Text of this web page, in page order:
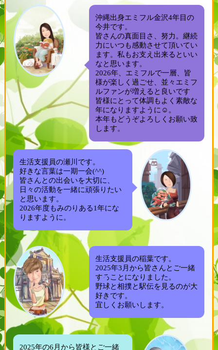
沖縄出身エミフル金沢4年目の
今井です。
皆さんの真面目さ、努力。継続
力にいつも感動させて頂いてい
ます。私もお支え出来るといい
なと思います。
2026年、エミフルで一層、皆
様が楽しく過ごせ、並々エミフ
ルファンが増えると良いです
皆様にとって体調もよく素敵な
年になりますように☺。
本年もどうぞよろしくお願い致
します。
生活支援員の瀬川です。
好きな言葉は一期一会(^^)
皆さんとの出会いを大切に、
日々の活動を一緒に頑張りたい
と思います。
2026年度もみのりある1年にな
りますように。
生活支援員の稲葉です。
2025年3月から皆さんとご一緒
することになりました。
野球と相撲と駅伝を見るのが大
好きです。
宜しくお願いします。
2025年の6月から皆様とご一緒